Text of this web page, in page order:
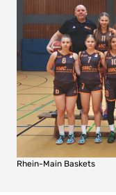
Rhein-Main Baskets